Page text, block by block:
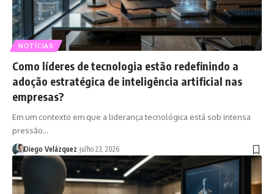
NOTÍCIAS
Como líderes de tecnologia estão redefinindo a
adoção estratégica de inteligência artificial nas
empresas?
Em um contexto em que a liderança tecnológica está sob intensa
pressão…
Diego Velázquez julho 23, 2026